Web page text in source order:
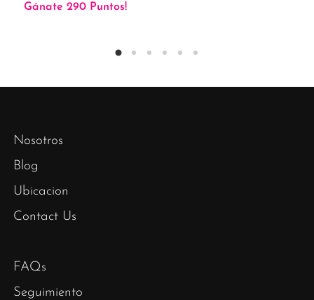
Gánate 290 Puntos!
Nosotros
Blog
Ubicacion
Contact Us
FAQs
Seguimiento